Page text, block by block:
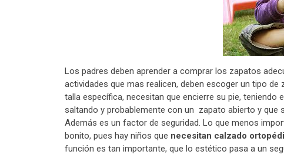
Los padres deben aprender a comprar los zapatos
actividades que mas realicen, deben escoger un tipo
talla específica, necesitan que encierre su pie,
saltando y probablemente con un zapato abierto y que
Además es un factor de seguridad. Lo que menos
bonito, pues hay niños que necesitan calzado
función es tan importante, que lo estético pasa a un